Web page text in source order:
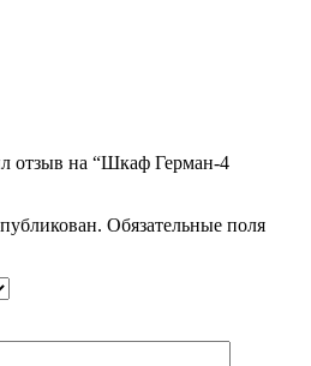
отзыв на “Шкаф Герман-4
Обязательные поля